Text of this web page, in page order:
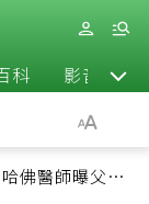
科 影音
佛醫師曝父親